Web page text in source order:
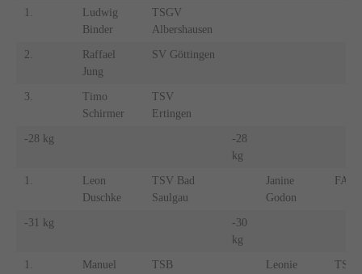
1.
Ludwig
Binder
TSGV
Albershausen
2.
Raffael
Jung
SV Göttingen
3.
Timo
Schirmer
TSV
Ertingen
-28 kg
-28
kg
1.
Leon
Duschke
TSV Bad
Saulgau
Janine
Godon
FA
-31 kg
-30
kg
1.
Manuel
TSB
Leonie
TSB